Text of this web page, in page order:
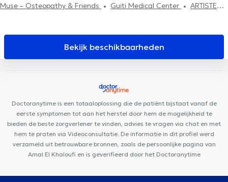
Muse – Osteopathy & Friends
Guiti Medical Center
ARTISTES -
Groupe Médical du Cinquantenaire
Uperform Etterbeek
Center
Centre Paramédical Granola
Cabinet du Docteur
Clinique Grand Roi
Bekijk beschikbaarheden
Doctoranytime is een totaaloplossing die de patiënt bijstaat vanaf de
eerste symptomen tot aan het herstel door hem de mogelijkheid te
bieden de beste zorgverlener te vinden, advies te vragen via chat en met
hem te praten via Videoconsultatie. De informatie in dit profiel werd
verzameld uit betrouwbare bronnen, zoals de persoonlijke pagina van
Amal El Khaloufi en is geverifieerd door het Doctoranytime